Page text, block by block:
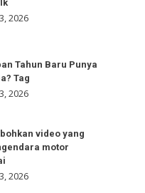
2026
Tahun Baru Punya
Tag
2026
video yang
motor
2026